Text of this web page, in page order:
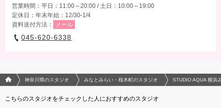
営業時間：平日：11:00～20:00 / 土日：10:00～19:00
定休日：年末年始：12/30-1/4
資料送付方法：
メール
045-620-6338
フォトウエディング/結婚写真のPhotorait ホーム
神奈川県のスタジオ みなとみらい・桜木町のスタジオ STUDIO AQUA 横浜
こちらのスタジオをチェックした人におすすめのスタジオ